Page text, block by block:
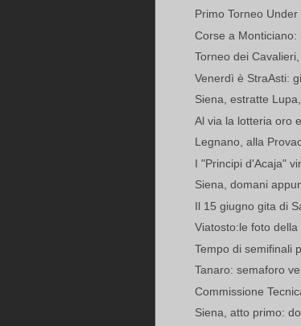
Primo Torneo
Corse a
Torneo dei
Venerdì è StraAsti:
Siena, estratte
Al via la lotteria oro
Legnano, alla
I "Principi d'Acaja"
Siena, domani
Il 15 giugno gita di
Viatosto:le foto
Tempo di semifinali
Tanaro: semaforo
Commissione
Siena, atto primo: